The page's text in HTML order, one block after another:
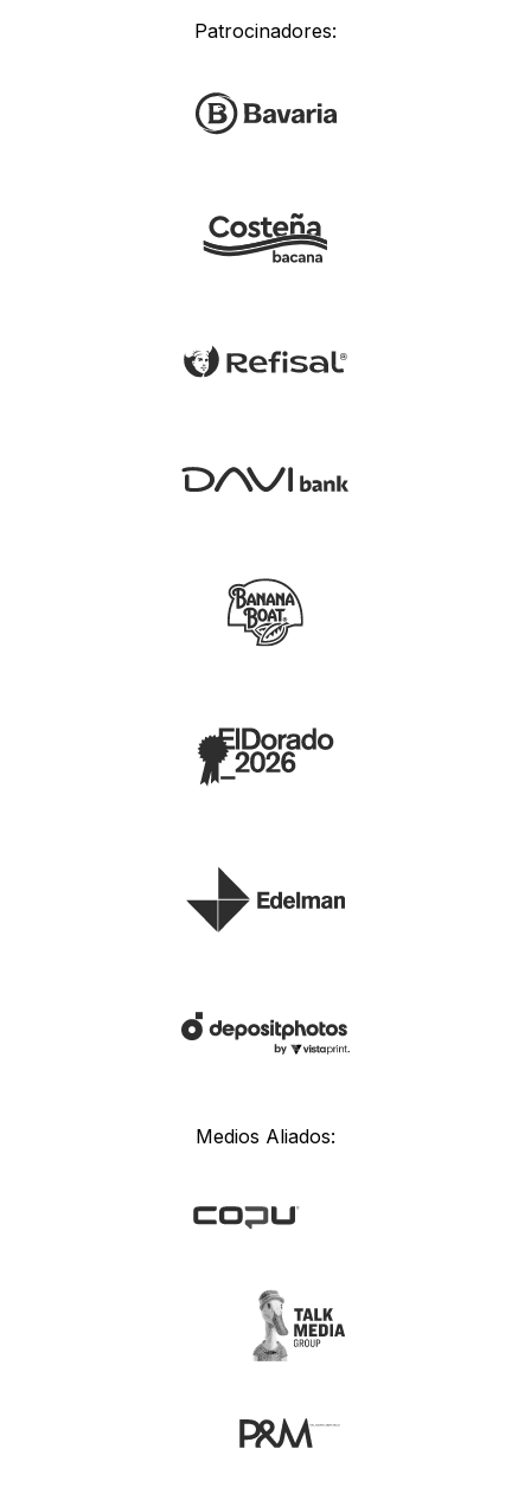
Patrocinadores:
Medios Aliados: